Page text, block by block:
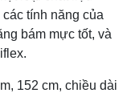
tính năng của
bám mực tốt, và
152 cm, chiều dài